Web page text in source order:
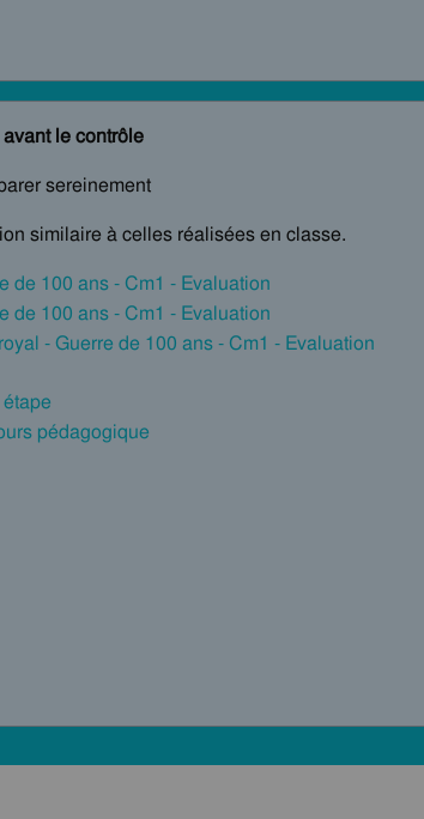
le contrôle
sereinement
similaire à celles réalisées en classe.
de 100 ans - Cm1 - Evaluation
de 100 ans - Cm1 - Evaluation
- Guerre de 100 ans - Cm1 - Evaluation
pédagogique